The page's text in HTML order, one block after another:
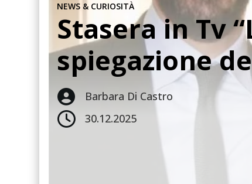
NEWS & CURIOSITÀ
Stasera in Tv
spiegazione
 Barbara Di Castro
 30.12.2025